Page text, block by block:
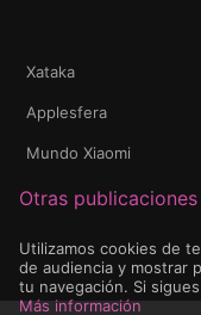
Xataka
Applesfera
Mundo Xiaomi
Otras
Utilizamos cookies de
de audiencia y mostrar
tu navegación. Si
Más información